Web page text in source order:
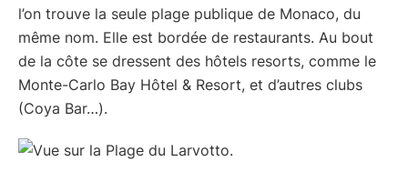
l’on trouve la seule plage publique de Monaco, du
même nom. Elle est bordée de restaurants. Au bout
de la côte se dressent des hôtels resorts, comme le
Monte-Carlo Bay Hôtel & Resort, et d’autres clubs
(Coya Bar…).